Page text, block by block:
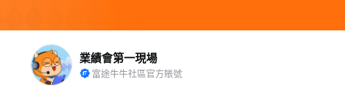
業績會第一現場
富途牛牛社區官方賬號